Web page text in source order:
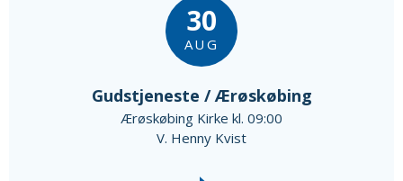
30
AUG
Gudstjeneste / Ærøskøbing
Ærøskøbing Kirke kl. 09:00
V. Henny Kvist